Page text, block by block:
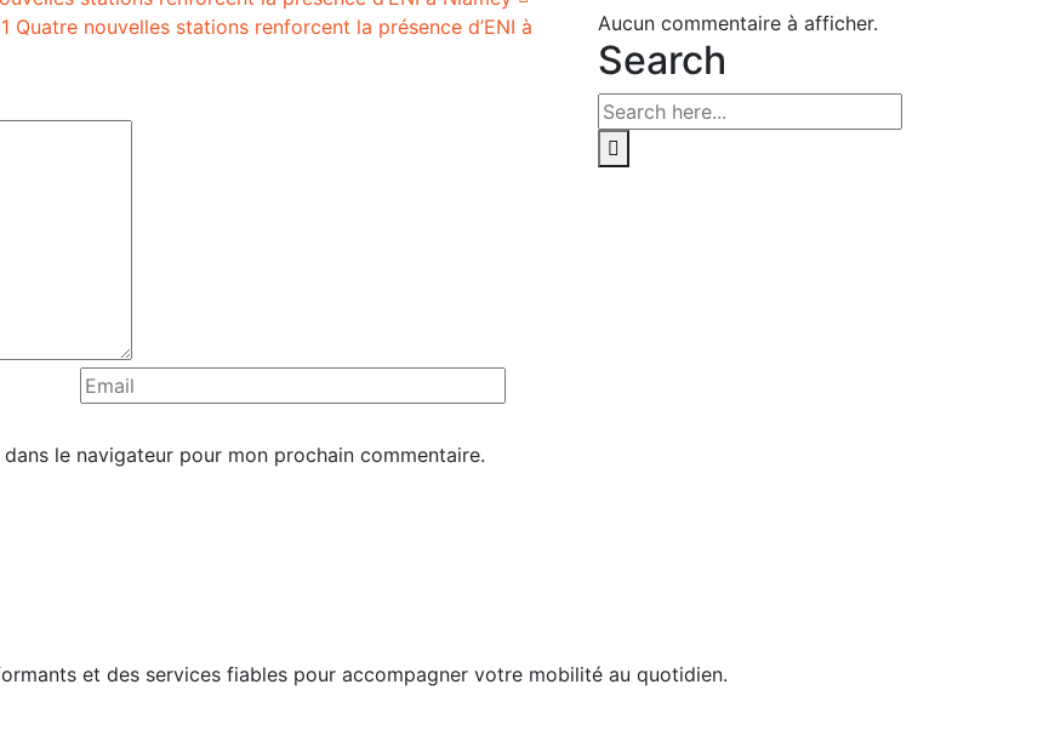
Quatre nouvelles stations renforcent la présence d’ENI à
le navigateur pour mon prochain commentaire.
Aucun commentaire à afficher.
Search
et des services fiables pour accompagner votre mobilité au quotidien.